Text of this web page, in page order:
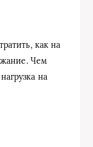
как на
Чем
на